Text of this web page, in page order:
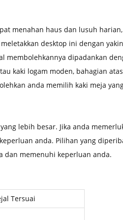
menahan haus dan lusuh
desktop ini dengan
membolehkannya dipadankan
kaki logam moden, bahagian
anda memilih kaki meja
lebih besar. Jika anda
anda. Pilihan yang
dan memenuhi keperluan anda.
Tersuai